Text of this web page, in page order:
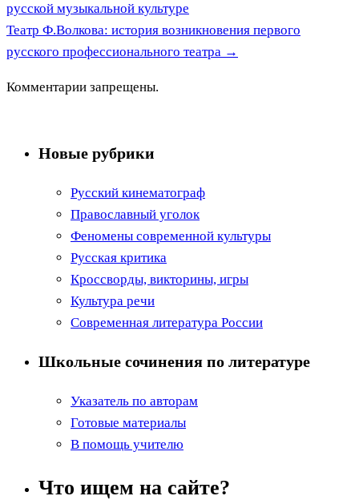
русской музыкальной культуре
Театр Ф.Волкова: история возникновения первого
русского профессионального театра →
Комментарии запрещены.
Новые рубрики
Русский кинематограф
Православный уголок
Феномены современной культуры
Русская критика
Кроссворды, викторины, игры
Культура речи
Современная литература России
Школьные сочинения по литературе
Указатель по авторам
Готовые материалы
В помощь учителю
Что ищем на сайте?